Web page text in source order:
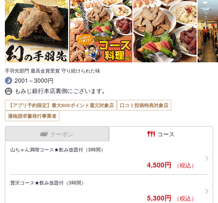
手羽先部門 最高金賞受賞 守り続けられた味
2001～3000円
もみじ銀行本店裏側にございます｡
【アプリ予約限定】最大800ポイント還元対象店
口コミ投稿特典対象店
適格請求書発行事業者
クーポン コース
山ちゃん満喫コース★飲み放題付（3時間）
4,500円 （税込）
贅沢コース★飲み放題付（3時間）
5,300円 （税込）